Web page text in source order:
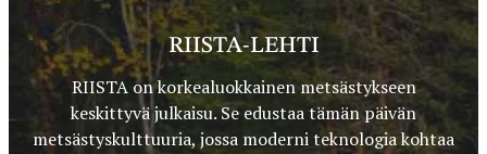
RIISTA-LEHTI
RIISTA on korkealuokkainen metsästykseen
keskittyvä julkaisu. Se edustaa tämän päivän
metsästyskulttuuria, jossa moderni teknologia kohtaa